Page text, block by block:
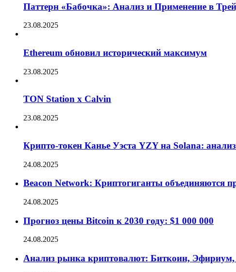
Паттерн «Бабочка»: Анализ и Применение в
23.08.2025
Ethereum обновил исторический максимум
23.08.2025
TON Station x Calvin
23.08.2025
Крипто-токен Канье Уэста YZY на Solana:
24.08.2025
Beacon Network: Криптогиганты объединяются
24.08.2025
Прогноз цены Bitcoin к 2030 году: $1 000 000
24.08.2025
Анализ рынка криптовалют: Биткоин,